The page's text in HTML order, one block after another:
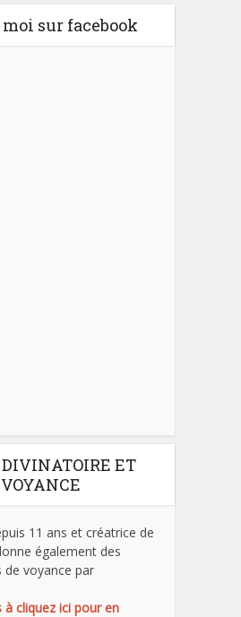
sur facebook
DIVINATOIRE ET
VOYANCE
11 ans et créatrice de
également des
voyance par
à cliquez ici pour en